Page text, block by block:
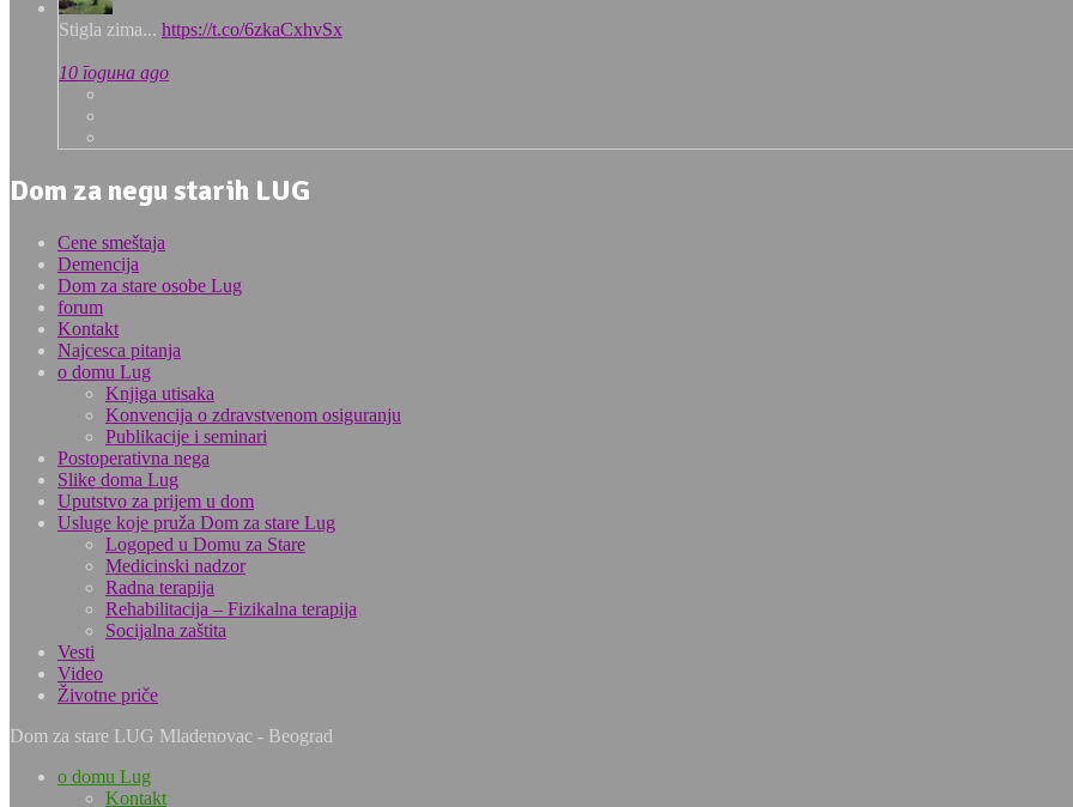
Stigla zima... https://t.co/6zkaCxhvSx
10 година ago
Dom za negu starih LUG
Cene smeštaja
Demencija
Dom za stare osobe Lug
forum
Kontakt
Najcesca pitanja
o domu Lug
Knjiga utisaka
Konvencija o zdravstvenom osiguranju
Publikacije i seminari
Postoperativna nega
Slike doma Lug
Uputstvo za prijem u dom
Usluge koje pruža Dom za stare Lug
Logoped u Domu za Stare
Medicinski nadzor
Radna terapija
Rehabilitacija – Fizikalna terapija
Socijalna zaštita
Vesti
Video
Životne priče
Dom za stare LUG Mladenovac - Beograd
o domu Lug
Kontakt